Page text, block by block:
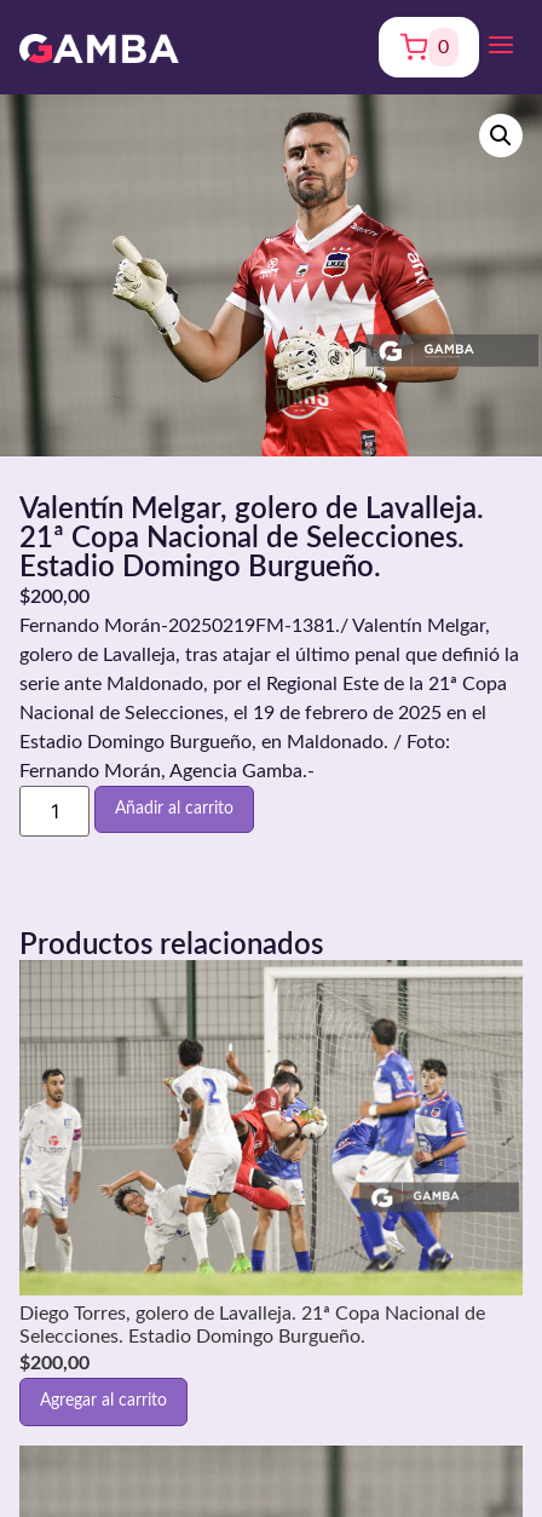
0
Valentín Melgar, golero de Lavalleja.
21ª Copa Nacional de Selecciones.
Estadio Domingo Burgueño.
$200,00
Fernando Morán-20250219FM-1381./ Valentín Melgar,
golero de Lavalleja, tras atajar el último penal que definió la
serie ante Maldonado, por el Regional Este de la 21ª Copa
Nacional de Selecciones, el 19 de febrero de 2025 en el
Estadio Domingo Burgueño, en Maldonado. / Foto:
Fernando Morán, Agencia Gamba.-
Añadir al carrito
Productos relacionados
Diego Torres, golero de Lavalleja. 21ª Copa Nacional de
Selecciones. Estadio Domingo Burgueño.
$200,00
Agregar al carrito